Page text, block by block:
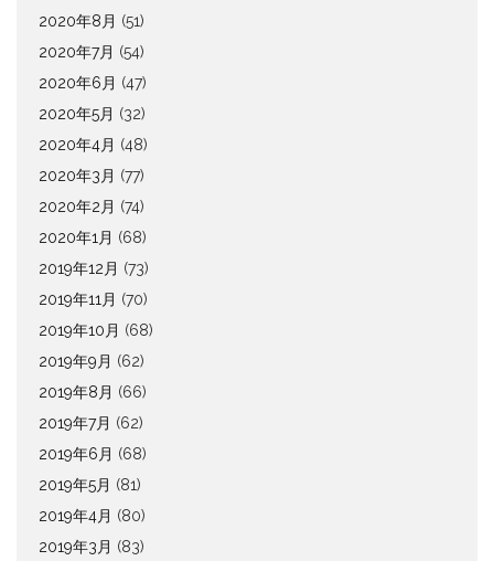
2020年8月 (51)
2020年7月 (54)
2020年6月 (47)
2020年5月 (32)
2020年4月 (48)
2020年3月 (77)
2020年2月 (74)
2020年1月 (68)
2019年12月 (73)
2019年11月 (70)
2019年10月 (68)
2019年9月 (62)
2019年8月 (66)
2019年7月 (62)
2019年6月 (68)
2019年5月 (81)
2019年4月 (80)
2019年3月 (83)